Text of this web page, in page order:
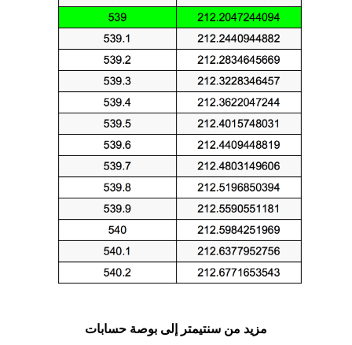
مزيد من سنتيمتر إلى بوصة حسابات